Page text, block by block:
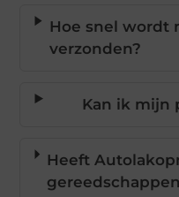
Hoe snel wordt
verzonden?
Kan ik mijn
Heeft